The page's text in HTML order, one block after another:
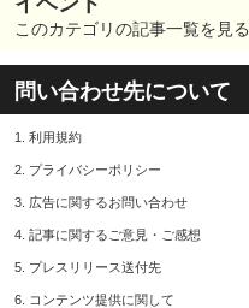
このカテゴリの記事一覧を見る
問い合わせ先について
1. 利用規約
2. プライバシーポリシー
3. 広告に関するお問い合わせ
4. 記事に関するご意見・ご感想
5. プレスリリース送付先
6. コンテンツ提供に関して